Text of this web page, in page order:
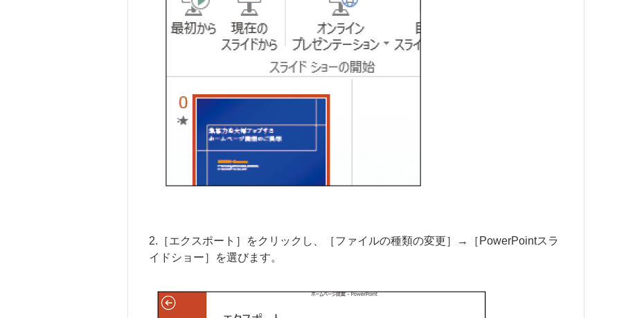
2.［エクスポート］をクリックし、［ファイルの種類の変更］→［PowerPointスラ
イドショー］を選びます。